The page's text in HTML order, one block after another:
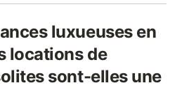
luxueuses en
locations de
sont-elles une